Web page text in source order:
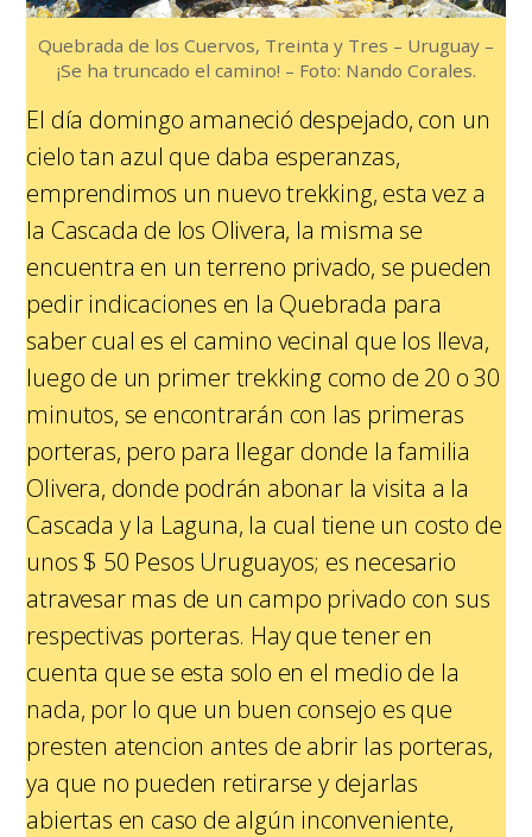
Quebrada de los Cuervos, Treinta y Tres – Uruguay –
¡Se ha truncado el camino! – Foto: Nando Corales.
El día domingo amaneció despejado, con un
cielo tan azul que daba esperanzas,
emprendimos un nuevo trekking, esta vez a
la Cascada de los Olivera, la misma se
encuentra en un terreno privado, se pueden
pedir indicaciones en la Quebrada para
saber cual es el camino vecinal que los lleva,
luego de un primer trekking como de 20 o 30
minutos, se encontrarán con las primeras
porteras, pero para llegar donde la familia
Olivera, donde podrán abonar la visita a la
Cascada y la Laguna, la cual tiene un costo de
unos $ 50 Pesos Uruguayos; es necesario
atravesar mas de un campo privado con sus
respectivas porteras. Hay que tener en
cuenta que se esta solo en el medio de la
nada, por lo que un buen consejo es que
presten atencion antes de abrir las porteras,
ya que no pueden retirarse y dejarlas
abiertas en caso de algún inconveniente,